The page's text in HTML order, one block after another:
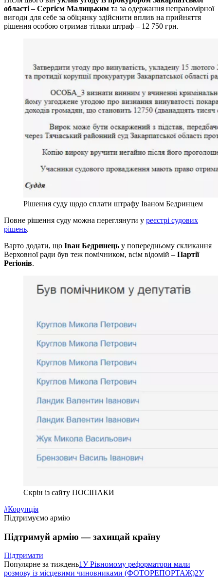
області – Сергієм Малицьким та за одержання неправомірної
вигоди для себе за обіцянку здійснити вплив на прийняття
рішення особою отримав тільки штраф – 12 750 грн.
Рішення суду щодо сплати штрафу Іваном Бедринцем
Повне рішення суду можна переглянути у реєстрі судових
рішень.
Варто додати, що Іван Бедринець у попередньому скликання
Верховної ради був теж помічником, всім відомій – Партії
Регіонів.
Скрін із сайту ПОСІПАКИ
#Корупція
Підтримуємо армію
Підтримуй армію — захищай країну
Підтримати
Популярне за тиждень1У Рівномому реформатори мали
розмову із місцевими чиновниками (ФОТОРЕПОРТАЖ)2У